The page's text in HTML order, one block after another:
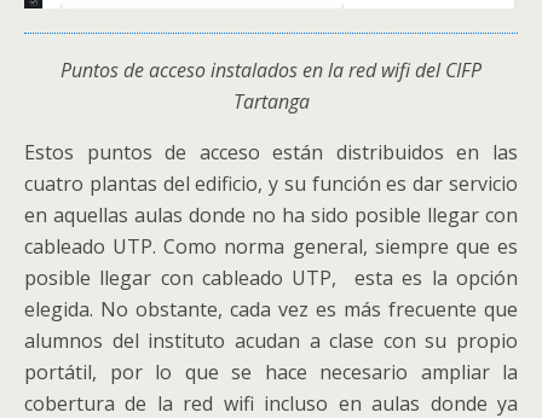
Puntos de acceso instalados en la red wifi del CIFP
Tartanga
Estos puntos de acceso están distribuidos en las
cuatro plantas del edificio, y su función es dar servicio
en aquellas aulas donde no ha sido posible llegar con
cableado UTP. Como norma general, siempre que es
posible llegar con cableado UTP, esta es la opción
elegida. No obstante, cada vez es más frecuente que
alumnos del instituto acudan a clase con su propio
portátil, por lo que se hace necesario ampliar la
cobertura de la red wifi incluso en aulas donde ya